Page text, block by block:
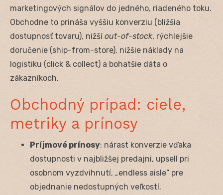
marketingových signálov do jedného, riadeného toku.
Obchodne to prináša vyššiu konverziu (bližšia
dostupnosť tovaru), nižšíout-of-stock, rýchlejšie
doručenie (ship-from-store), nižšie náklady na
logistiku (click & collect) a bohatšie dáta o
zákazníkoch.
Obchodný prípad: ciele,
metriky a prínosy
Príjmové prínosy: nárast konverzie vďaka
dostupnosti v najbližšej predajni, upsell pri
osobnom vyzdvihnutí, „endless aisle“ pre
objednanie nedostupných veľkostí.